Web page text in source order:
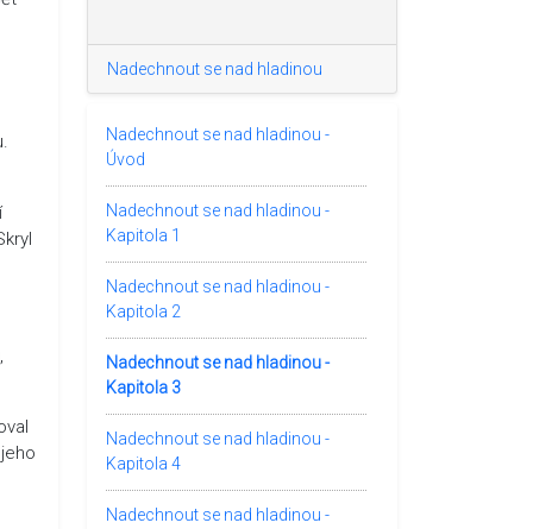
Nadechnout se nad hladinou
Nadechnout se nad hladinou -
Úvod
Nadechnout se nad hladinou -
Kapitola 1
Nadechnout se nad hladinou -
Kapitola 2
Nadechnout se nad hladinou -
Kapitola 3
Nadechnout se nad hladinou -
Kapitola 4
Nadechnout se nad hladinou -